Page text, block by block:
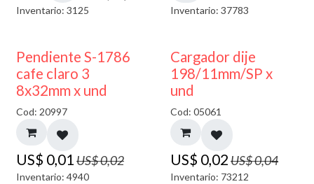
Inventario: 3125 Inventario: 37783
50% DESCUENTO
Pendiente S-1786
cafe claro 3
8x32mm x und
Cod: 20997
US$ 0,01US$0,02
Inventario: 4940
50% DESCUENTO
Cargador dije
198/11mm/SP x
und
Cod: 05061
US$ 0,02US$0,04
Inventario: 73212